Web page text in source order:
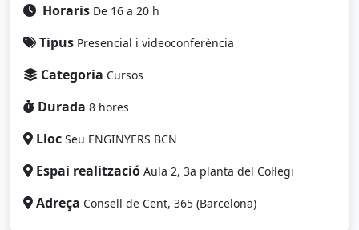
Horaris De 16 a 20 h
Tipus Presencial i videoconferència
Categoria Cursos
Durada 8 hores
Lloc Seu ENGINYERS BCN
Espai realització Aula 2, 3a planta del Col·legi
Adreça Consell de Cent, 365 (Barcelona)